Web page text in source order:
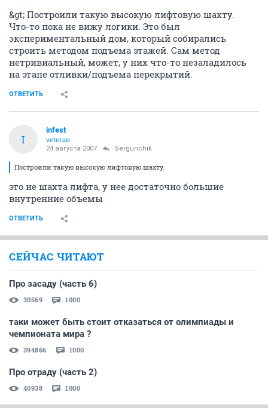
&gt; Построили такую высокую лифтовую шахту.
Что-то пока не вижу логики. Это был
экспериментальный дом, который собирались
строить методом подъема этажей. Сам метод
нетривиальный, может, у них что-то незаладилось
на этапе отливки/подъема перекрытий.
ОТВЕТИТЬ
I
infest
veteran
24 августа 2007 Sergunchik
Построили такую высокую лифтовую шахту.
это не шахта лифта, у нее достаточно большие
внутренние объемы
ОТВЕТИТЬ
СЕЙЧАС ЧИТАЮТ
Про засаду (часть 6)
30569 1000
таки может быть стоит отказаться от олимпиады и
чемпионата мира ?
394866 1000
Про отраду (часть 2)
40938 1000